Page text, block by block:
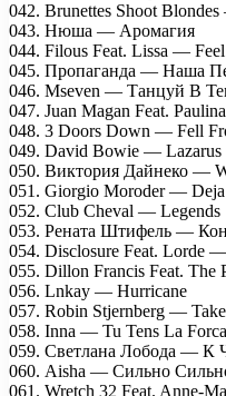
042. Brunettes Shoot
043. Нюша — Аромагия
044. Filous Feat. Lissa —
045. Пропаганда — Наша
046. Mseven — Танцуй В
047. Juan Magan Feat.
048. 3 Doors Down — Fell
049. David Bowie — Lazarus
050. Виктория Дайнеко —
051. Giorgio Moroder —
052. Club Cheval — Legends
053. Рената Штифель —
054. Disclosure Feat. Lorde
055. Dillon Francis Feat. The
056. Lnkay — Hurricane
057. Robin Stjernberg —
058. Inna — Tu Tens La Forca
059. Светлана Лобода — К
060. Aisha — Сильно
061. Wretch 32 Feat. Anne-